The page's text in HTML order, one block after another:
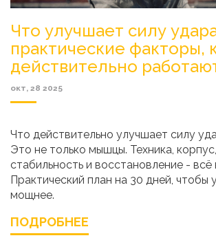
Что улучшает силу
практические факторы,
действительно
окт, 28 2025
Что действительно улучшает силу
Это не только мышцы. Техника,
стабильность и восстановление - всё
Практический план на 30 дней, чтобы
мощнее.
ПОДРОБНЕЕ